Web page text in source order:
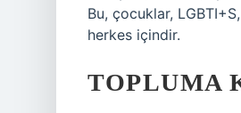
Bu, çocuklar,
herkes içindir.
TOPLUMA